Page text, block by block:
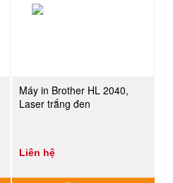
Máy in Brother HL 2040,
Laser trắng đen
Liên hệ